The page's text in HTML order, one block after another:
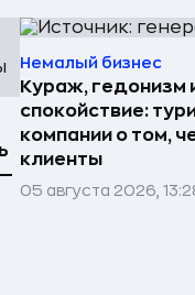
Немалый бизнес
Кураж, гедонизм
спокойствие:
компании о том,
клиенты
05 августа 2026,